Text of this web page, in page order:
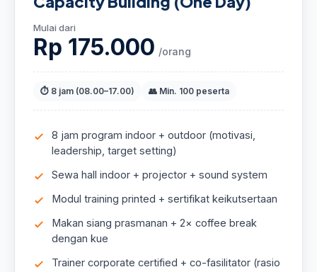
Mulai dari
Rp 175.000 /orang
⏱ 8 jam (08.00–17.00) 👥 Min. 100 peserta
8 jam program indoor + outdoor (motivasi,
leadership, target setting)
Sewa hall indoor + projector + sound system
Modul training printed + sertifikat keikutsertaan
Makan siang prasmanan + 2× coffee break
dengan kue
Trainer corporate certified + co-fasilitator (rasio